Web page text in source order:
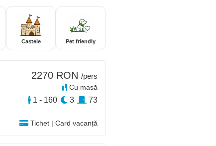
Castele Pet friendly
Tichet | Card vacanță
2270 RON /pers
Cu masă
1 - 160 3 73